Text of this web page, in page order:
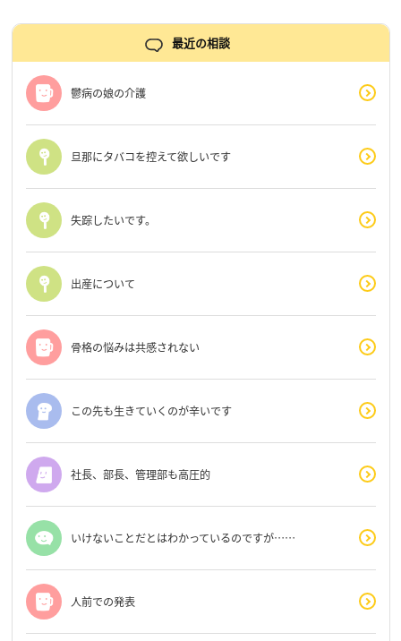
最近の相談
鬱病の娘の介護
旦那にタバコを控えて欲しいです
失踪したいです。
出産について
骨格の悩みは共感されない
この先も生きていくのが辛いです
社長、部長、管理部も高圧的
いけないことだとはわかっているのですが……
人前での発表